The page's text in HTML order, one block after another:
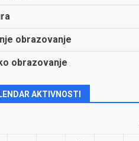
obrazovanje
obrazovanje
AKTIVNOSTI